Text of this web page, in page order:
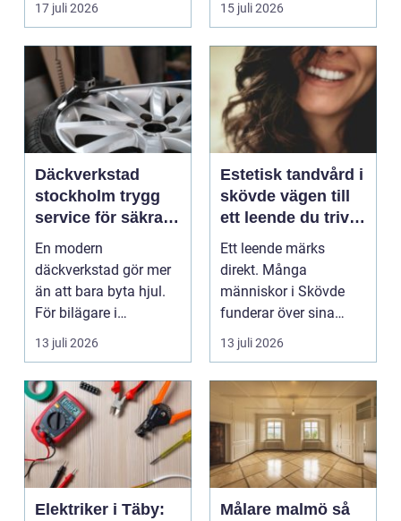
17 juli 2026 15 juli 2026
Däckverkstad
stockholm trygg
service för säkra
mil året runt
En modern
däckverkstad gör mer
än att bara byta hjul.
För bilägare i
Stockholm handlar
valet av däck...
13 juli 2026
Estetisk tandvård i
skövde vägen till
ett leende du trivs
med
Ett leende märks
direkt. Många
människor i Skövde
funderar över sina
tänder, men skjuter
upp att gör...
13 juli 2026
Elektriker i Täby:
Målare malmö så